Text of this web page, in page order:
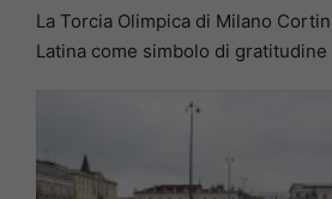
La Torcia Olimpica di Milano
Latina come simbolo di